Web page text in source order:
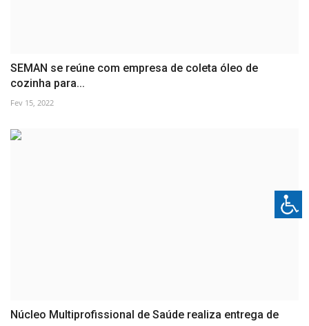
SEMAN se reúne com empresa de coleta óleo de
cozinha para...
Fev 15, 2022
Núcleo Multiprofissional de Saúde realiza entrega de